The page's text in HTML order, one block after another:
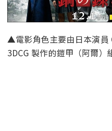
▲電影角色主要由日本演員
3DCG 製作的鎧甲（阿爾）